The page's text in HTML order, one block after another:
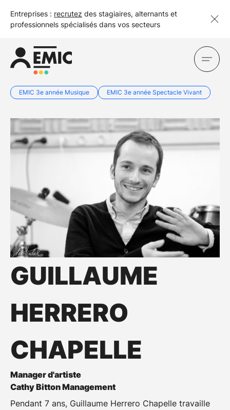
Entreprises : recrutez des stagiaires, alternants et
professionnels spécialisés dans vos secteurs
EMIC 3e année Musique EMIC 3e année Spectacle Vivant
GUILLAUME
HERRERO
CHAPELLE
Manager d'artiste
Cathy Bitton Management
Pendant 7 ans, Guillaume Herrero Chapelle travaille